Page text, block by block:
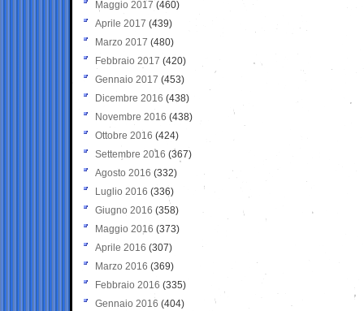
Maggio 2017 (460)
Aprile 2017 (439)
Marzo 2017 (480)
Febbraio 2017 (420)
Gennaio 2017 (453)
Dicembre 2016 (438)
Novembre 2016 (438)
Ottobre 2016 (424)
Settembre 2016 (367)
Agosto 2016 (332)
Luglio 2016 (336)
Giugno 2016 (358)
Maggio 2016 (373)
Aprile 2016 (307)
Marzo 2016 (369)
Febbraio 2016 (335)
Gennaio 2016 (404)